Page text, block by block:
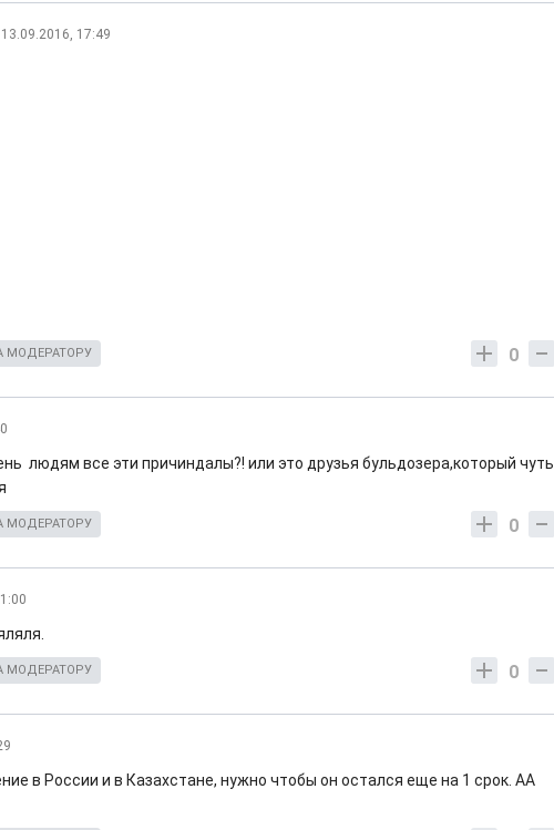
13.09.2016, 17:49
0
МОДЕРАТОРУ
людям все эти причиндалы?! или это друзья бульдозера,который чуть
0
МОДЕРАТОРУ
0
МОДЕРАТОРУ
в России и в Казахстане, нужно чтобы он остался еще на 1 срок. АА